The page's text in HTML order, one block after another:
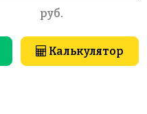
руб.
Калькулятор